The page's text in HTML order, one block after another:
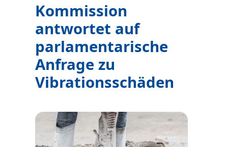
Kommission
antwortet auf
parlamentarische
Anfrage zu
Vibrationsschäden